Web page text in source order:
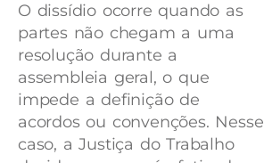
O dissídio ocorre quando as
partes não chegam a uma
resolução durante a
assembleia geral, o que
impede a definição de
acordos ou convenções. Nesse
caso, a Justiça do Trabalho